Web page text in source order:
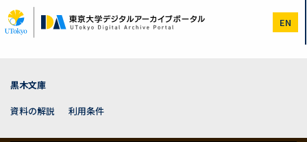
イ
ン
EN
黒木文庫
資料の解説
利用条件